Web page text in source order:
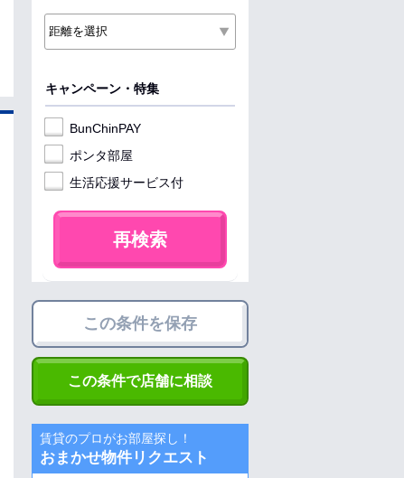
キャンペーン・特集
BunChinPAY
ポンタ部屋
生活応援サービス付
再検索
この条件を保存
この条件で店舗に相談
賃貸のプロがお部屋探し！
おまかせ物件リクエスト